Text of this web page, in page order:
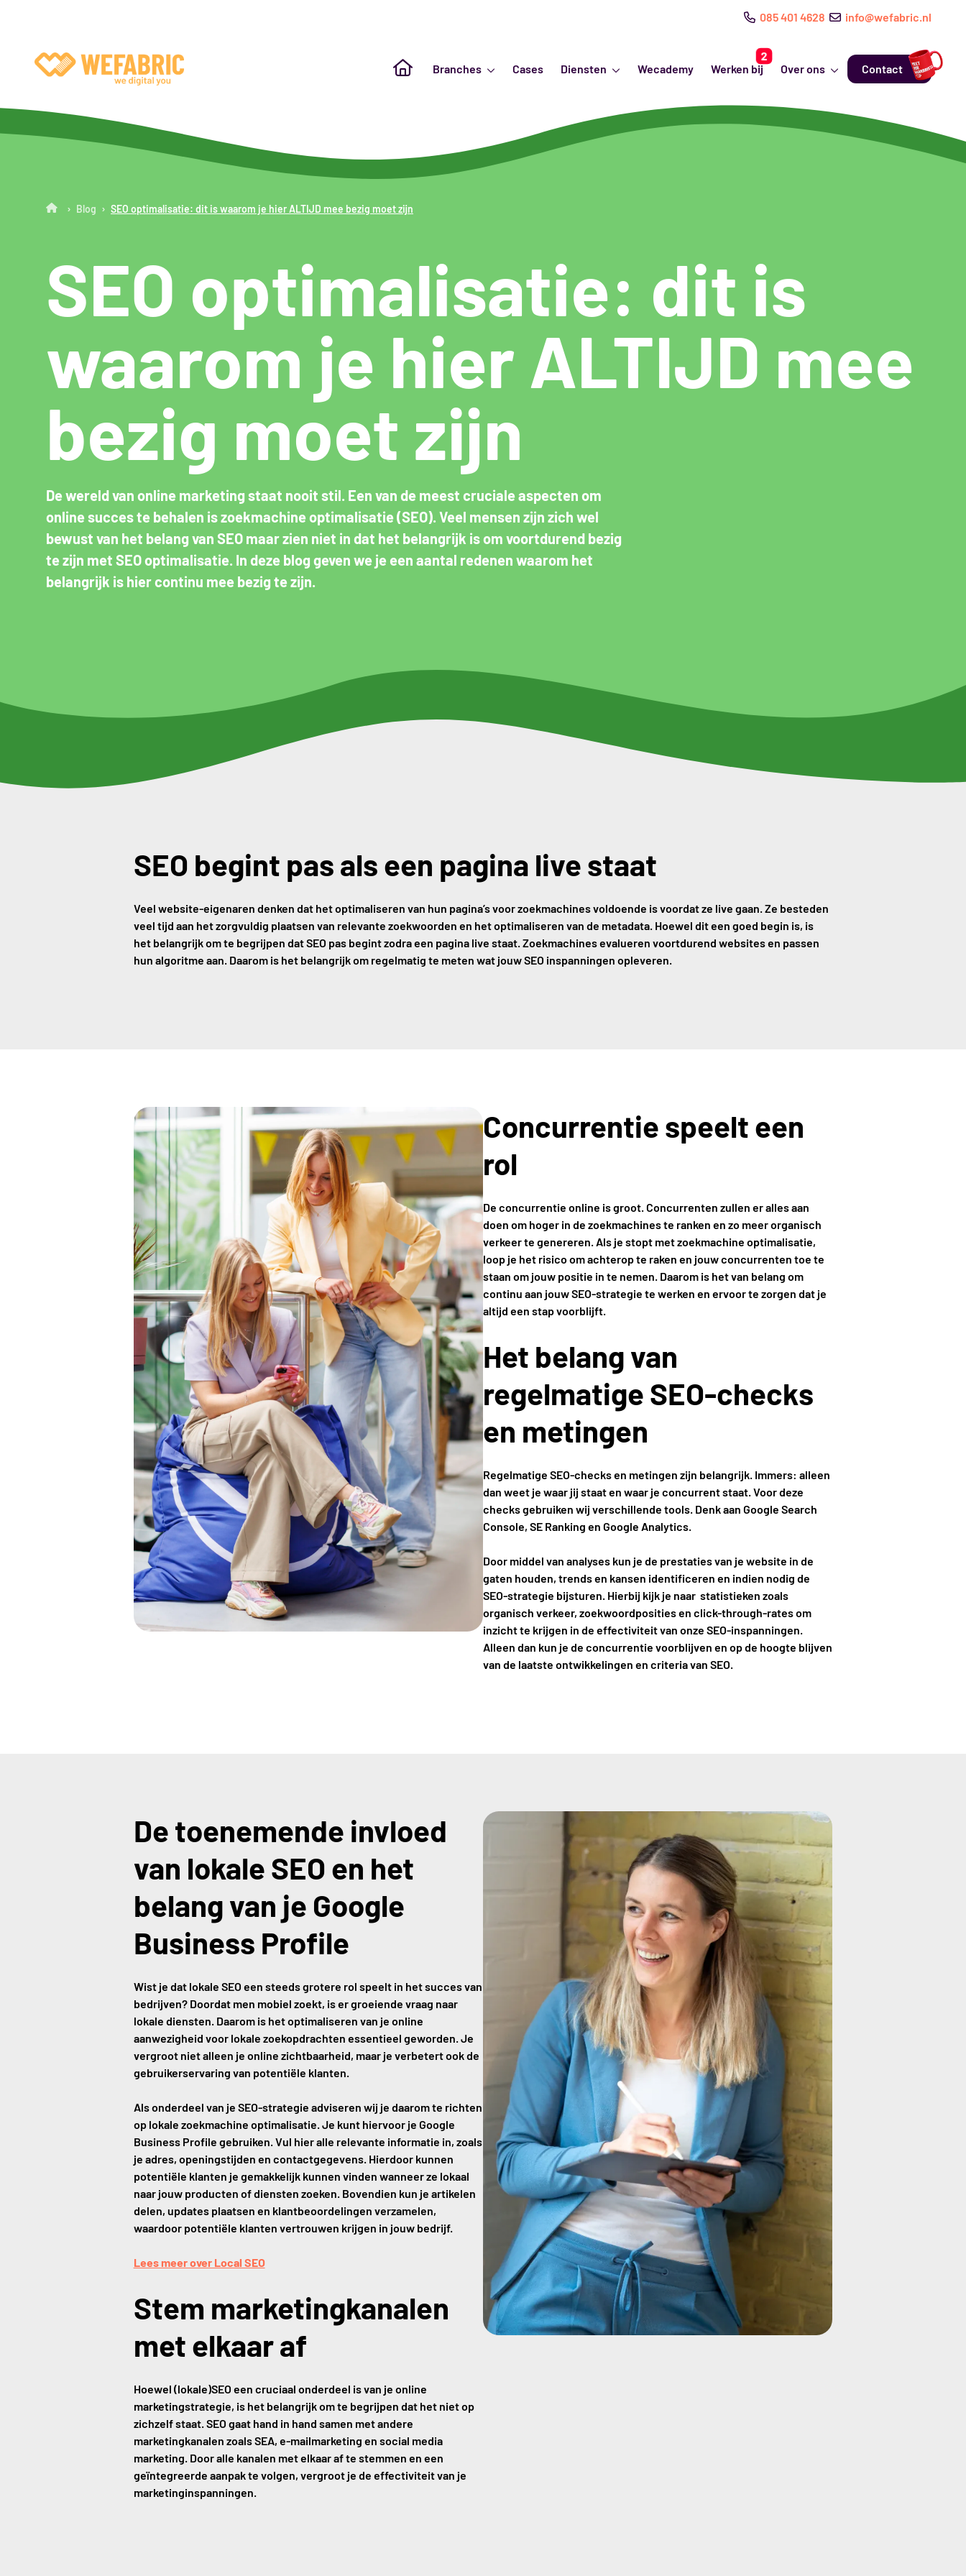
085 401 4628 info@wefabric.nl
Naar de homepagina
Branches Cases Diensten Wecademy Werken bij Over ons Contact
SEO optimalisatie: dit is
waarom je hier ALTIJD mee
bezig moet zijn
De wereld van online marketing staat nooit stil. Een van de meest cruciale aspecten om
online succes te behalen is zoekmachine optimalisatie (SEO). Veel mensen zijn zich wel
bewust van het belang van SEO maar zien niet in dat het belangrijk is om voortdurend bezig
te zijn met SEO optimalisatie. In deze blog geven we je een aantal redenen waarom het
belangrijk is hier continu mee bezig te zijn.
› Blog › SEO optimalisatie: dit is waarom je hier ALTIJD mee bezig moet zijn
SEO begint pas als een pagina live staat
Veel website-eigenaren denken dat het optimaliseren van hun pagina’s voor zoekmachines voldoende is voordat ze live gaan. Ze besteden
veel tijd aan het zorgvuldig plaatsen van relevante zoekwoorden en het optimaliseren van de metadata. Hoewel dit een goed begin is, is
het belangrijk om te begrijpen dat SEO pas begint zodra een pagina live staat. Zoekmachines evalueren voortdurend websites en passen
hun algoritme aan. Daarom is het belangrijk om regelmatig te meten wat jouw SEO inspanningen opleveren.
Concurrentie speelt een
rol
De concurrentie online is groot. Concurrenten zullen er alles aan
doen om hoger in de zoekmachines te ranken en zo meer organisch
verkeer te genereren. Als je stopt met zoekmachine optimalisatie,
loop je het risico om achterop te raken en jouw concurrenten toe te
staan ​​om jouw positie in te nemen. Daarom is het van belang om
continu aan jouw SEO-strategie te werken en ervoor te zorgen dat je
altijd een stap voorblijft.
Het belang van
regelmatige SEO-checks
en metingen
Regelmatige SEO-checks en metingen zijn belangrijk. Immers: alleen
dan weet je waar jij staat en waar je concurrent staat. Voor deze
checks gebruiken wij verschillende tools. Denk aan Google Search
Console, SE Ranking en Google Analytics.
Door middel van analyses kun je de prestaties van je website in de
gaten houden, trends en kansen identificeren en indien nodig de
SEO-strategie bijsturen. Hierbij kijk je naar statistieken zoals
organisch verkeer, zoekwoordposities en click-through-rates om
inzicht te krijgen in de effectiviteit van onze SEO-inspanningen.
Alleen dan kun je de concurrentie voorblijven en op de hoogte blijven
van de laatste ontwikkelingen en criteria van SEO.
De toenemende invloed
van lokale SEO en het
belang van je Google
Business Profile
Wist je dat lokale SEO een steeds grotere rol speelt in het succes van
bedrijven? Doordat men mobiel zoekt, is er groeiende vraag naar
lokale diensten. Daarom is het optimaliseren van je online
aanwezigheid voor lokale zoekopdrachten essentieel geworden. Je
vergroot niet alleen je online zichtbaarheid, maar je verbetert ook de
gebruikerservaring van potentiële klanten.
Als onderdeel van je SEO-strategie adviseren wij je daarom te richten
op lokale zoekmachine optimalisatie. Je kunt hiervoor je Google
Business Profile gebruiken. Vul hier alle relevante informatie in, zoals
je adres, openingstijden en contactgegevens. Hierdoor kunnen
potentiële klanten je gemakkelijk kunnen vinden wanneer ze lokaal
naar jouw producten of diensten zoeken. Bovendien kun je artikelen
delen, updates plaatsen en klantbeoordelingen verzamelen,
waardoor potentiële klanten vertrouwen krijgen in jouw bedrijf.
Lees meer over Local SEO
Stem marketingkanalen
met elkaar af
Hoewel (lokale)SEO een cruciaal onderdeel is van je online
marketingstrategie, is het belangrijk om te begrijpen dat het niet op
zichzelf staat. SEO gaat hand in hand samen met andere
marketingkanalen zoals SEA, e-mailmarketing en social media
marketing. Door alle kanalen met elkaar af te stemmen en een
geïntegreerde aanpak te volgen, vergroot je de effectiviteit van je
marketinginspanningen.